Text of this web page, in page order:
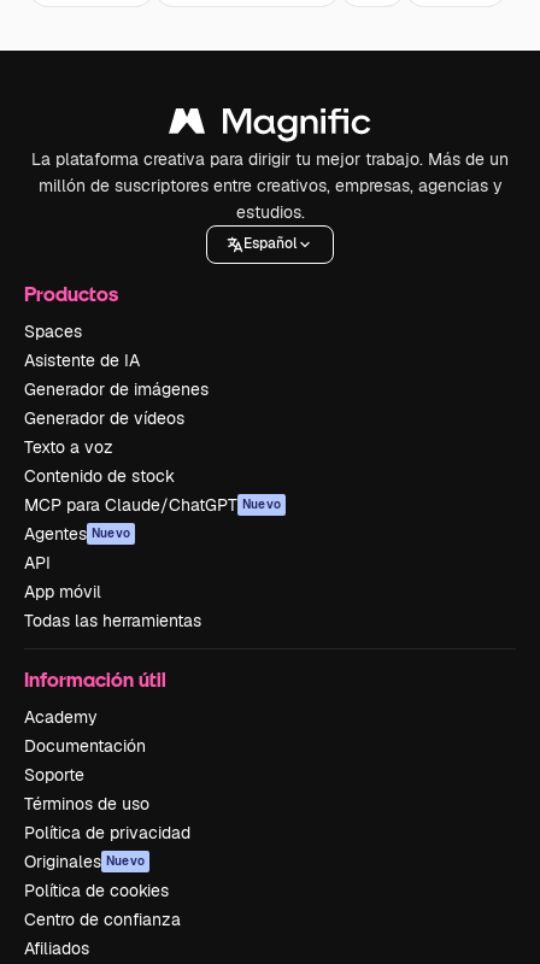
La plataforma creativa para dirigir tu mejor trabajo. Más de un
millón de suscriptores entre creativos, empresas, agencias y
estudios.
Español
Productos
Spaces
Asistente de IA
Generador de imágenes
Generador de vídeos
Texto a voz
Contenido de stock
MCP para Claude/ChatGPT Nuevo
Agentes Nuevo
API
App móvil
Todas las herramientas
Información útil
Academy
Documentación
Soporte
Términos de uso
Política de privacidad
Originales Nuevo
Política de cookies
Centro de confianza
Afiliados